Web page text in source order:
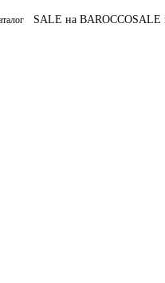
SALE на BAROCCO